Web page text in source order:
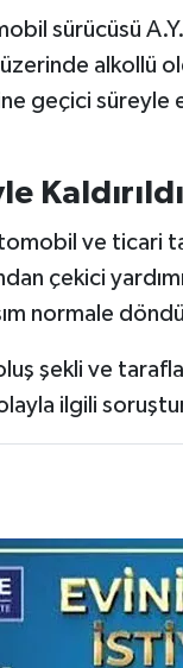
sürücüsü
üzerinde
geçici süreyle
Kaldırıldı
ve ticari
çekici
normale
şekli ve
ilgili